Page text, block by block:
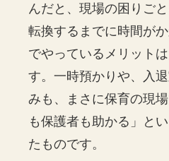
んだと、現場の困りご
転換するまでに時間が
でやっているメリット
す。一時預かりや、入
みも、まさに保育の現
も保護者も助かる」と
たものです。